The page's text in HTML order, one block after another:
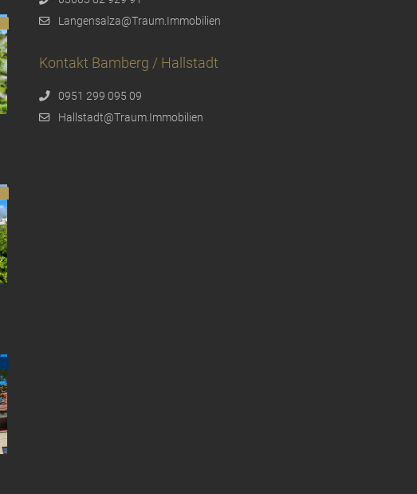
Langensalza@Traum.Immobilien
Kontakt Bamberg / Hallstadt
0951 299 095 09
Hallstadt@Traum.Immobilien